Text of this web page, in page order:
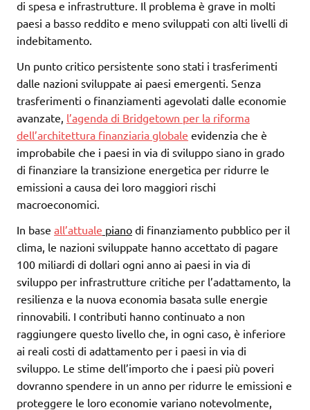
di spesa e infrastrutture. Il problema è grave in molti
paesi a basso reddito e meno sviluppati con alti livelli di
indebitamento.
Un punto critico persistente sono stati i trasferimenti
dalle nazioni sviluppate ai paesi emergenti. Senza
trasferimenti o finanziamenti agevolati dalle economie
avanzate, l’agenda di Bridgetown per la riforma
dell’architettura finanziaria globale evidenzia che è
improbabile che i paesi in via di sviluppo siano in grado
di finanziare la transizione energetica per ridurre le
emissioni a causa dei loro maggiori rischi
macroeconomici.
In base all’attuale piano di finanziamento pubblico per il
clima, le nazioni sviluppate hanno accettato di pagare
100 miliardi di dollari ogni anno ai paesi in via di
sviluppo per infrastrutture critiche per l’adattamento, la
resilienza e la nuova economia basata sulle energie
rinnovabili. I contributi hanno continuato a non
raggiungere questo livello che, in ogni caso, è inferiore
ai reali costi di adattamento per i paesi in via di
sviluppo. Le stime dell’importo che i paesi più poveri
dovranno spendere in un anno per ridurre le emissioni e
proteggere le loro economie variano notevolmente,